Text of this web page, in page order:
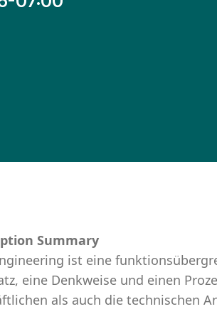
Summary
ist eine
eine Denkweise und einen
als auch die technischen